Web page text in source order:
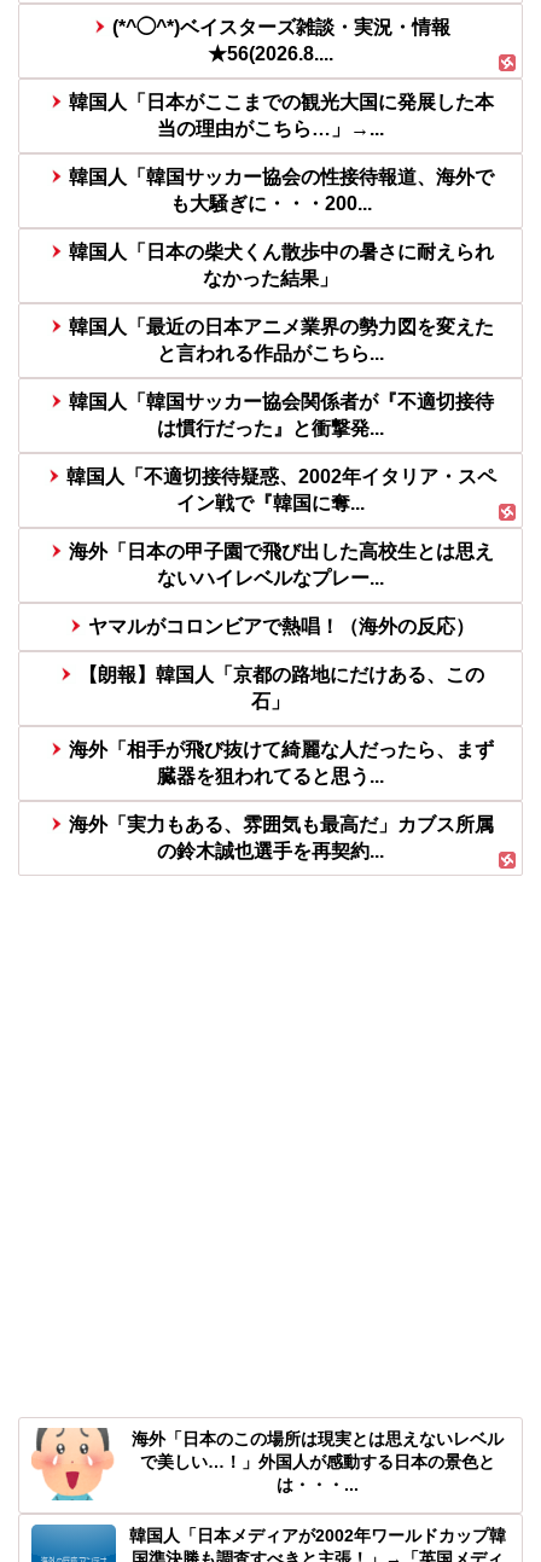
(*^◯^*)ベイスターズ雑談・実況・情報
★56(2026.8....
韓国人「日本がここまでの観光大国に発展した本
当の理由がこちら…」→...
韓国人「韓国サッカー協会の性接待報道、海外で
も大騒ぎに・・・200...
韓国人「日本の柴犬くん散歩中の暑さに耐えられ
なかった結果」
韓国人「最近の日本アニメ業界の勢力図を変えた
と言われる作品がこちら...
韓国人「韓国サッカー協会関係者が『不適切接待
は慣行だった』と衝撃発...
韓国人「不適切接待疑惑、2002年イタリア・スペ
イン戦で『韓国に奪...
海外「日本の甲子園で飛び出した高校生とは思え
ないハイレベルなプレー...
ヤマルがコロンビアで熱唱！（海外の反応）
【朗報】韓国人「京都の路地にだけある、この
石」
海外「相手が飛び抜けて綺麗な人だったら、まず
臓器を狙われてると思う...
海外「実力もある、雰囲気も最高だ」カブス所属
の鈴木誠也選手を再契約...
海外「日本のこの場所は現実とは思えないレベル
で美しい…！」外国人が感動する日本の景色と
は・・・...
韓国人「日本メディアが2002年ワールドカップ韓